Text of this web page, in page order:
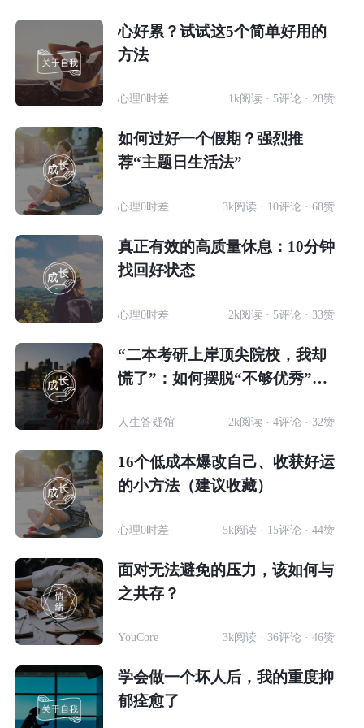
心好累？试试这5个简单好用的
方法
心理0时差 1k阅读 · 5评论 · 28赞
如何过好一个假期？强烈推
荐“主题日生活法”
心理0时差 3k阅读 · 10评论 · 68赞
真正有效的高质量休息：10分钟
找回好状态
心理0时差 2k阅读 · 5评论 · 33赞
“二本考研上岸顶尖院校，我却
慌了”：如何摆脱“不够优秀”的
人生答疑馆 2k阅读 · 4评论 · 32赞
16个低成本爆改自己、收获好运
的小方法（建议收藏）
心理0时差 5k阅读 · 15评论 · 44赞
面对无法避免的压力，该如何与
之共存？
YouCore 3k阅读 · 36评论 · 46赞
学会做一个坏人后，我的重度抑
郁痊愈了